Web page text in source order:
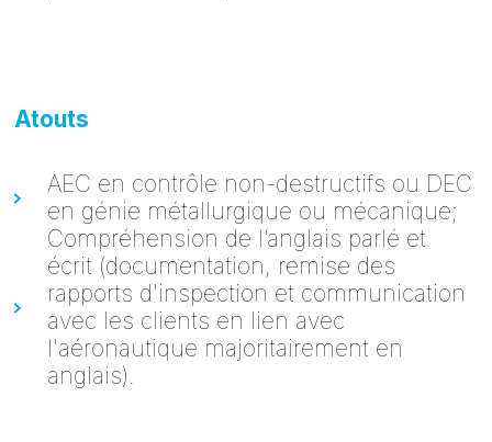
Atouts
AEC en contrôle non-destructifs ou DEC
en génie métallurgique ou mécanique;
Compréhension de l’anglais parlé et
écrit (documentation, remise des
rapports d'inspection et communication
avec les clients en lien avec
l'aéronautique majoritairement en
anglais).